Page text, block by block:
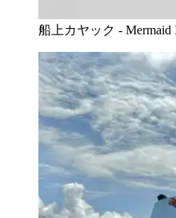
船上カヤック - Mermaid